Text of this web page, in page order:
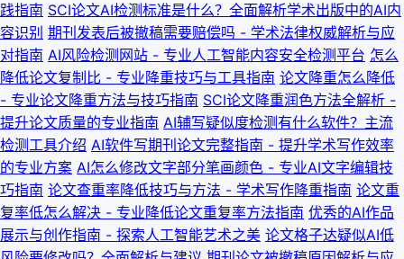
践指南 SCI论文AI检测标准是什么？全面解析学术出版中的AI内
容识别 期刊发表后被撤稿需要赔偿吗 - 学术法律权威解析与应
对指南 AI风险检测网站 - 专业人工智能内容安全检测平台 怎么
降低论文复制比 - 专业降重技巧与工具指南 论文降重怎么降低
- 专业论文降重方法与技巧指南 SCI论文降重润色方法全解析 -
提升论文质量的专业指南 AI辅写疑似度检测有什么软件？主流
检测工具介绍 AI软件写期刊论文完整指南 - 提升学术写作效率
的专业方案 AI怎么修改文字部分笔画颜色 - 专业AI文字编辑技
巧指南 论文查重率降低技巧与方法 - 学术写作降重指南 论文重
复率低怎么解决 - 专业降低论文重复率方法指南 优秀的AI作品
展示与创作指南 - 探索人工智能艺术之美 论文格子达疑似AI低